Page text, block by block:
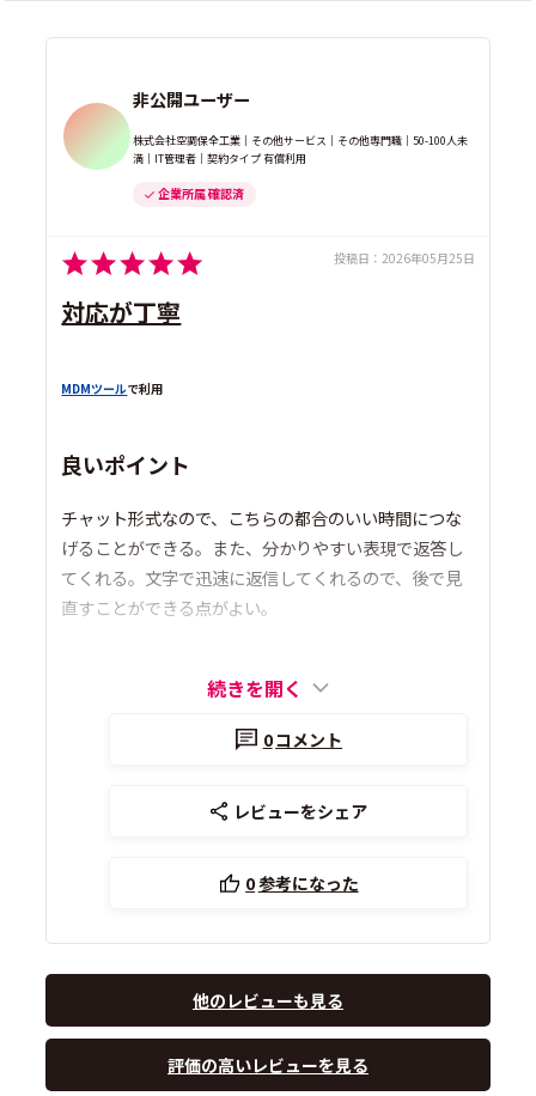
非公開ユーザー
株式会社空調保全工業｜その他サービス｜その他専門職｜50-100人未
満｜IT管理者｜契約タイプ 有償利用
企業所属 確認済
投稿日： 2026年05月25日
対応が丁寧
MDMツールで利用
良いポイント
チャット形式なので、こちらの都合のいい時間につな
げることができる。また、分かりやすい表現で返答し
てくれる。文字で迅速に返信してくれるので、後で見
直すことができる点がよい。
続きを開く
0コメント
レビューをシェア
0参考になった
他のレビューも見る
評価の高いレビューを見る